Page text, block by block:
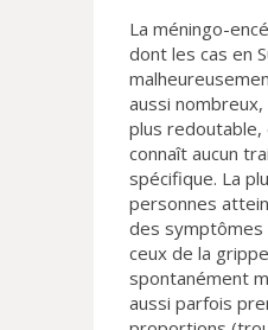
La méningo-
dont les cas en
aussi
plus redoutable,
connaît aucun
spécifique. La
personnes
des symptômes
ceux de la
spontanément
aussi parfois